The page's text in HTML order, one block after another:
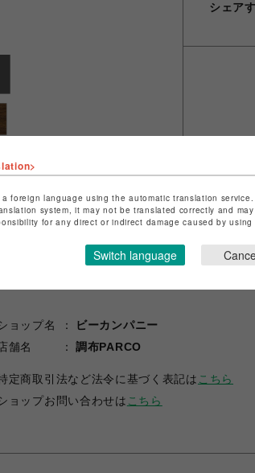
シェア
ョップ名
ビーカンパニー
舗名
調布PARCO
定商取引法など法令に基づく表記は こちら
ョップお問い合わせは こちら
foreign language using the automatic translation service.
system, it may not be translated correctly and
for any direct or indirect damage caused by
Switch language